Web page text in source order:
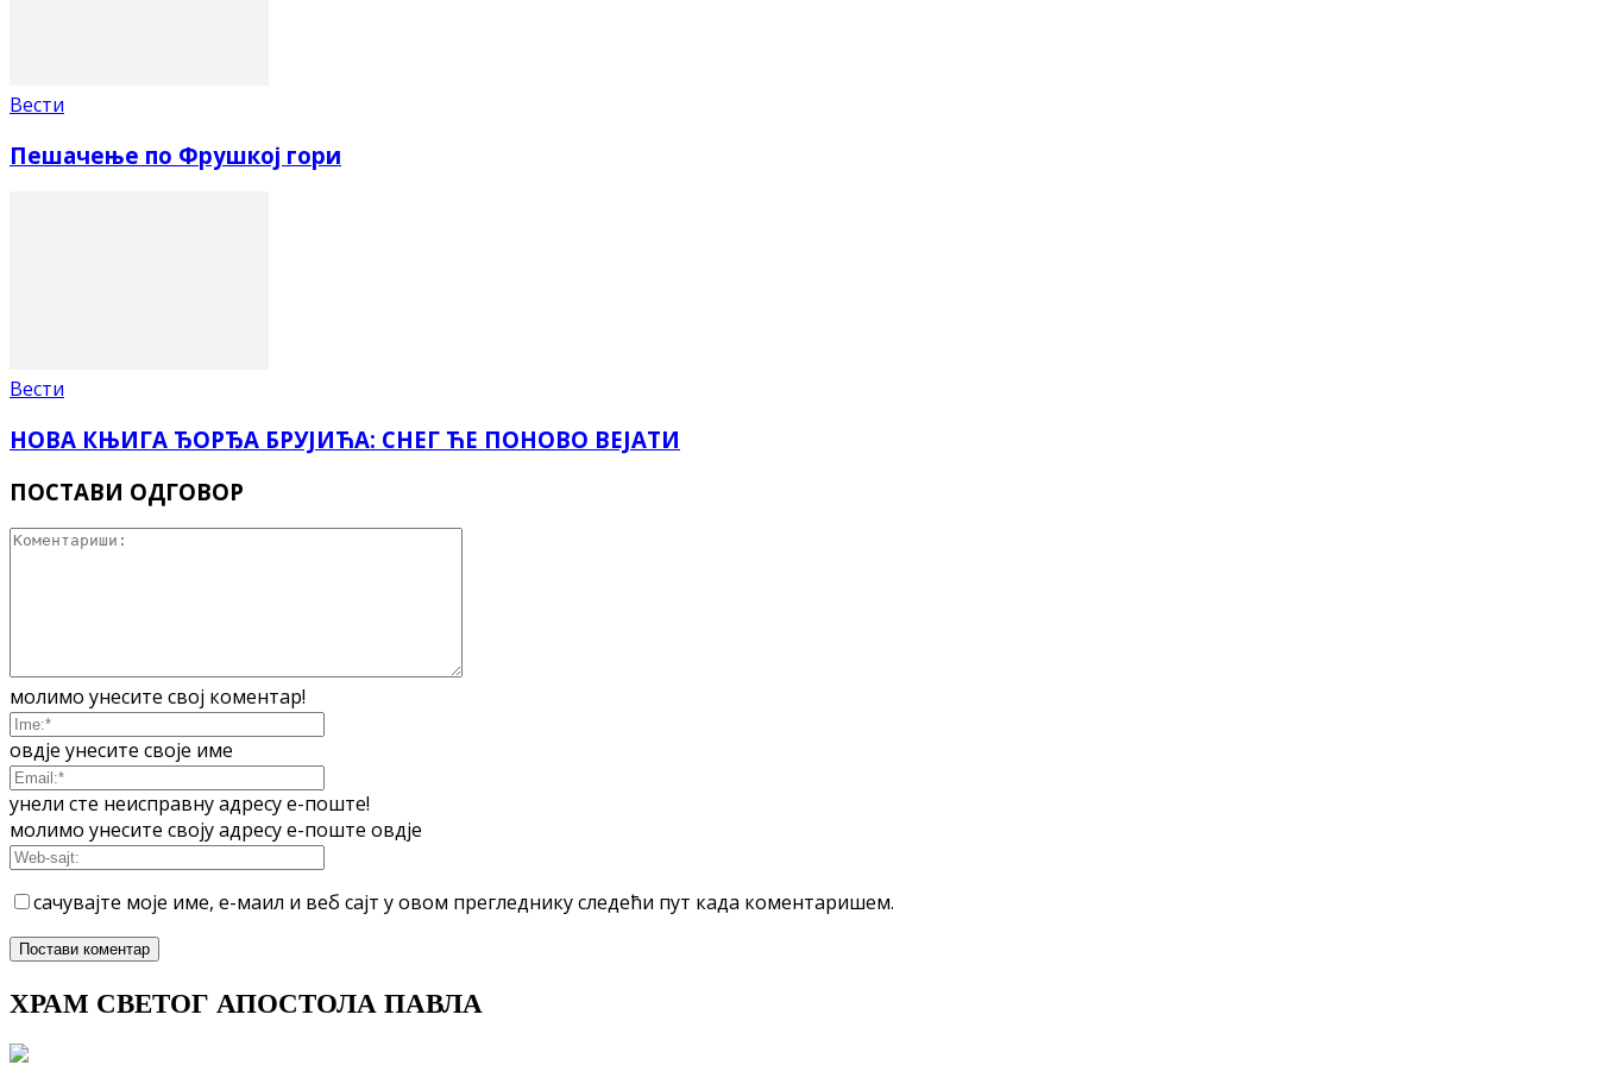
Вести
Пешачење по Фрушкој гори
Вести
НОВА КЊИГА ЂОРЂА БРУЈИЋА: СНЕГ ЋЕ ПОНОВО ВЕЈАТИ
ПОСТАВИ ОДГОВОР
молимо унесите свој коментар!
овдје унесите своје име
унели сте неисправну адресу е-поште!
молимо унесите своју адресу е-поште овдје
сачувајте моје име, е-маил и веб сајт у овом прегледнику следећи пут када коментаришем.
ХРАМ СВЕТОГ АПОСТОЛА ПАВЛА